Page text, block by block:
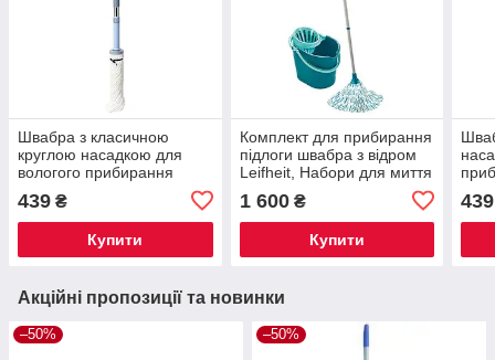
Швабра з класичною
круглою насадкою для
вологого прибирання
плитки, ламінату HP-
35015-15
439 ₴
Купити
Комплект для прибирання
підлоги швабра з відром
Leifheit, Набори для миття
підлоги швабра і відро з
віджимом Classic Mop
1 600₴
Купити
439
Акційні пропозиції та новинки
–50% –50%